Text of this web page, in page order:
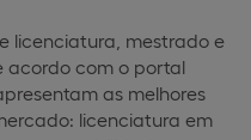
licenciatura, mestrado e
acordo com o portal
as melhores
licenciatura em